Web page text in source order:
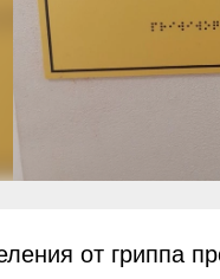
от гриппа